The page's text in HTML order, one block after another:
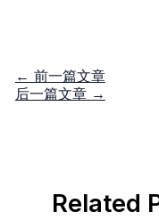
← 前一篇文章
后一篇文章 →
Related